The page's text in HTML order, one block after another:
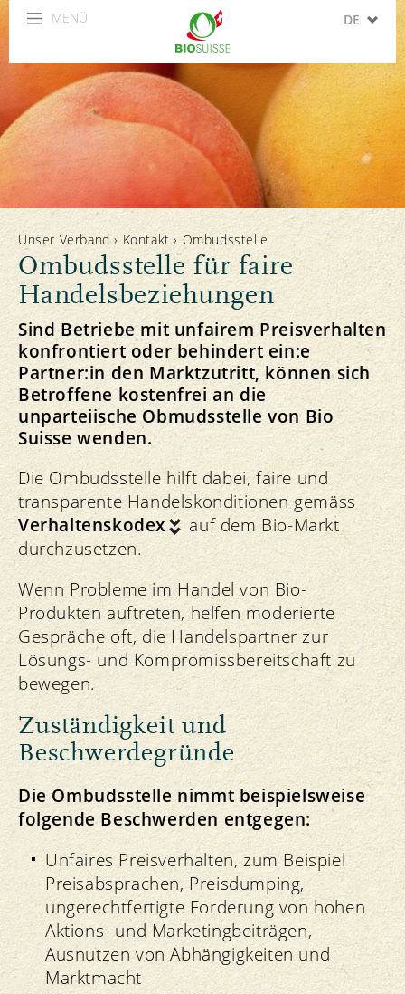
MENÜ DE
IT
EN
ES
Unser Verband› Kontakt ›Ombudsstelle
Ombudsstelle für faire
Handelsbeziehungen
Sind Betriebe mit unfairem Preisverhalten
konfrontiert oder behindert ein:e
Partner:in den Marktzutritt, können sich
Betroffene kostenfrei an die
unparteiische Obmudsstelle von Bio
Suisse wenden.
Die Ombudsstelle hilft dabei, faire und
transparente Handelskonditionen gemäss
Verhaltenskodex
auf dem Bio-Markt
durchzusetzen.
Wenn Probleme im Handel von Bio-
Produkten auftreten, helfen moderierte
Gespräche oft, die Handelspartner zur
Lösungs- und Kompromissbereitschaft zu
bewegen.
Zuständigkeit und
Beschwerdegründe
Die Ombudsstelle nimmt beispielsweise
folgende Beschwerden entgegen:
Unfaires Preisverhalten, zum Beispiel
Preisabsprachen, Preisdumping,
ungerechtfertigte Forderung von hohen
Aktions- und Marketingbeiträgen,
Ausnutzen von Abhängigkeiten und
Marktmacht